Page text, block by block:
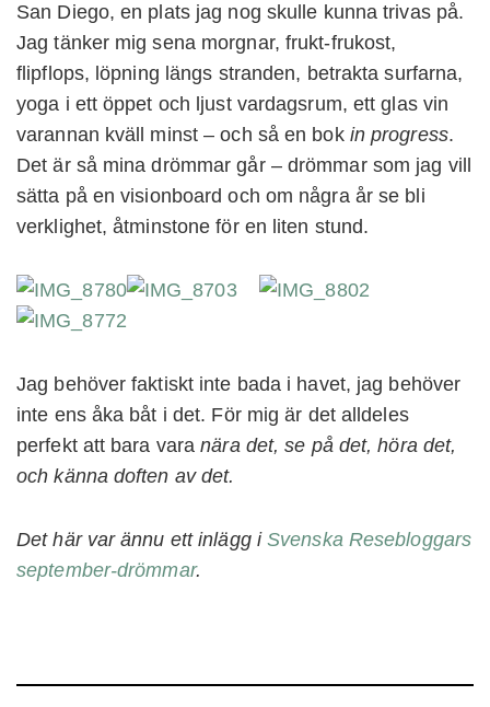
San Diego, en plats jag nog skulle kunna trivas på.
Jag tänker mig sena morgnar, frukt-frukost,
flipflops, löpning längs stranden, betrakta surfarna,
yoga i ett öppet och ljust vardagsrum, ett glas vin
varannan kväll minst – och så en bok in progress.
Det är så mina drömmar går – drömmar som jag vill
sätta på en visionboard och om några år se bli
verklighet, åtminstone för en liten stund.
Jag behöver faktiskt inte bada i havet, jag behöver
inte ens åka båt i det. För mig är det alldeles
perfekt att bara varanära det, se på det, höra det,
och känna doften av det.
Det här var ännu ett inlägg iSvenska Resebloggars
september-drömmar.